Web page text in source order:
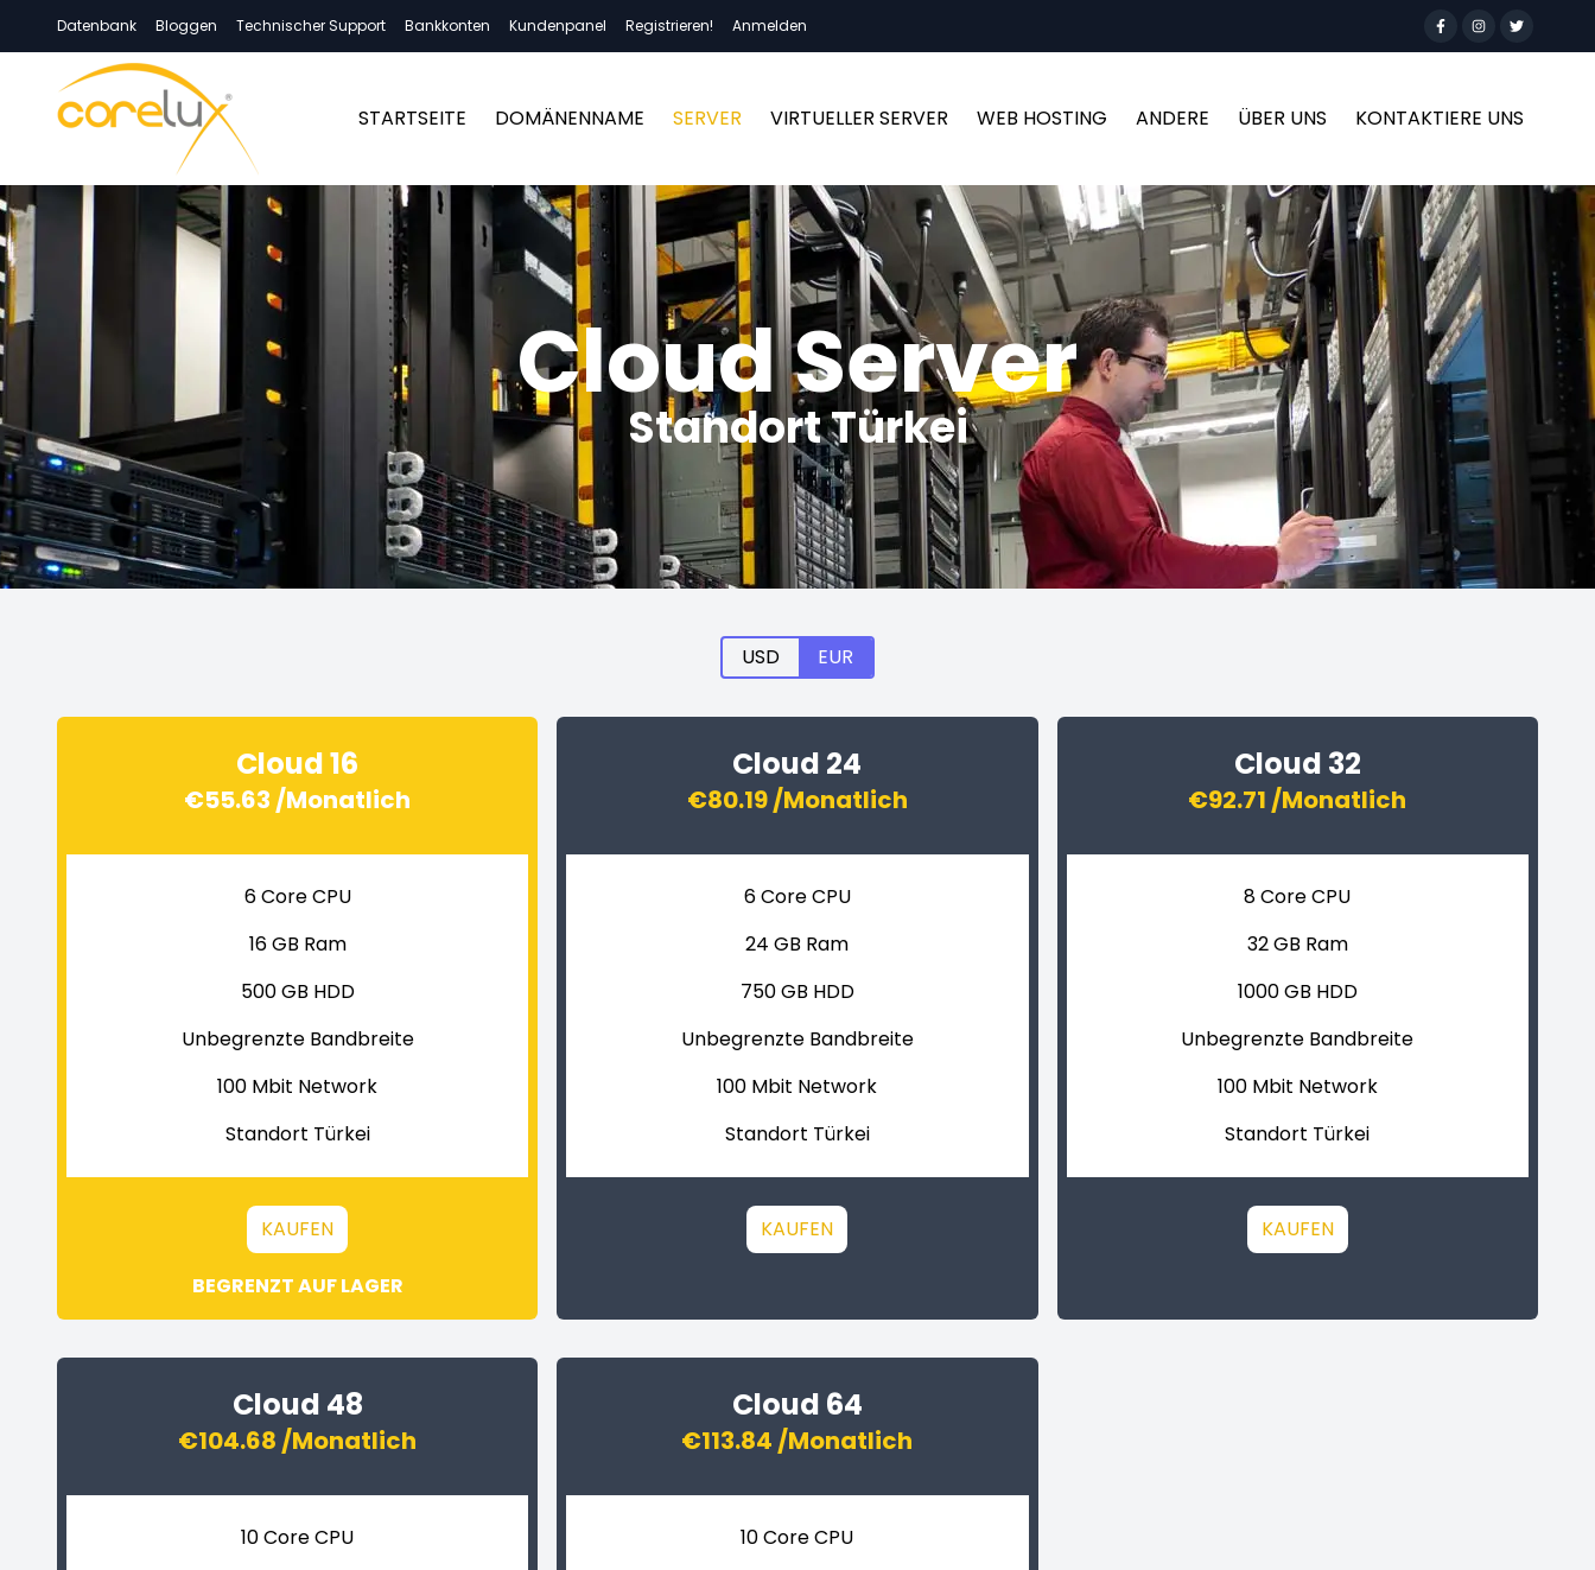
Datenbank Bloggen Technischer Support Bankkonten Kundenpanel Registrieren! Anmelden
STARTSEITE DOMÄNENNAME SERVER VIRTUELLER SERVER WEB HOSTING ANDERE ÜBER UNS KONTAKTIERE UNS
Cloud Server
Standort Türkei
USD EUR
Cloud 16
€55.63 /Monatlich
6 Core CPU
16 GB Ram
500 GB HDD
Unbegrenzte Bandbreite
100 Mbit Network
Standort Türkei
KAUFEN
BEGRENZT AUF LAGER
Cloud 24
€80.19 /Monatlich
6 Core CPU
24 GB Ram
750 GB HDD
Unbegrenzte Bandbreite
100 Mbit Network
Standort Türkei
KAUFEN
Cloud 32
€92.71 /Monatlich
8 Core CPU
32 GB Ram
1000 GB HDD
Unbegrenzte Bandbreite
100 Mbit Network
Standort Türkei
KAUFEN
Cloud 48
€104.68 /Monatlich
10 Core CPU
Cloud 64
€113.84 /Monatlich
10 Core CPU